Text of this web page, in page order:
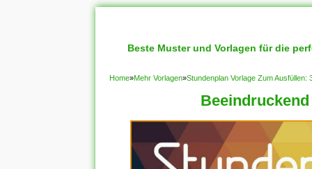
Beste Muster und Vorlagen für die
Home»Mehr Vorlagen»Stundenplan Vorlage Zum